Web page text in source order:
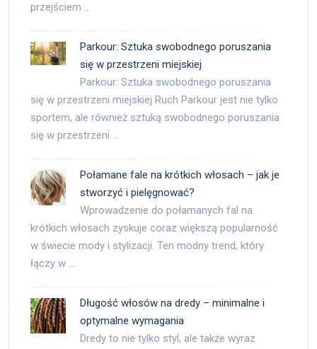
przejściem …
Parkour: Sztuka swobodnego poruszania
się w przestrzeni miejskiej
Parkour: Sztuka swobodnego poruszania
się w przestrzeni miejskiej Ruch Parkour jest nie tylko
sportem, ale również sztuką swobodnego poruszania
się w przestrzeni …
Połamane fale na krótkich włosach – jak je
stworzyć i pielęgnować?
Wprowadzenie do połamanych fal na
krótkich włosach zyskuje coraz większą popularność
w świecie mody i stylizacji. Ten modny trend, który
łączy w …
Długość włosów na dredy – minimalne i
optymalne wymagania
Dredy to nie tylko styl, ale także wyraz